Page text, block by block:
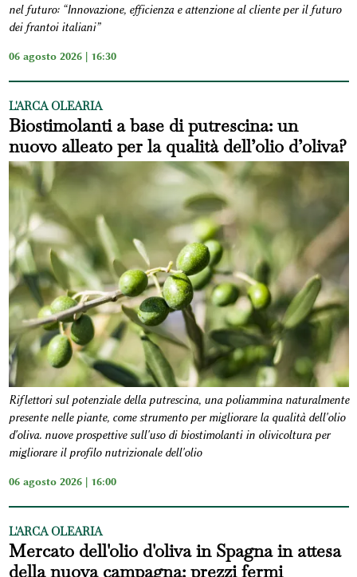
nel futuro: “Innovazione, efficienza e attenzione al cliente per il futuro
dei frantoi italiani”
06 agosto 2026 | 16:30
L'ARCA OLEARIA
Biostimolanti a base di putrescina: un
nuovo alleato per la qualità dell’olio d’oliva?
Riflettori sul potenziale della putrescina, una poliammina naturalmente
presente nelle piante, come strumento per migliorare la qualità dell'olio
d'oliva. nuove prospettive sull'uso di biostimolanti in olivicoltura per
migliorare il profilo nutrizionale dell'olio
06 agosto 2026 | 16:00
L'ARCA OLEARIA
Mercato dell'olio d'oliva in Spagna in attesa
della nuova campagna: prezzi fermi